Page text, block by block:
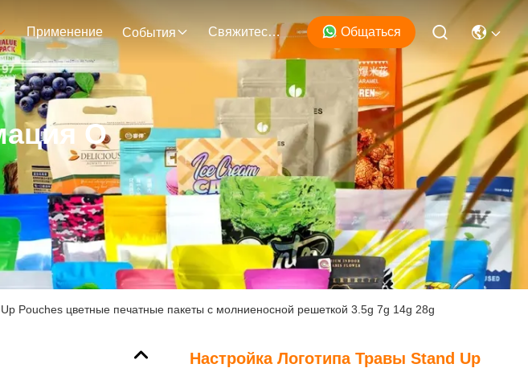
Применение События Свяжитесь Мы Общаться
О
Pouches цветные печатные пакеты с молниеносной решеткой 3.5g 7g 14g 28g
Настройка Логотипа Травы Stand Up